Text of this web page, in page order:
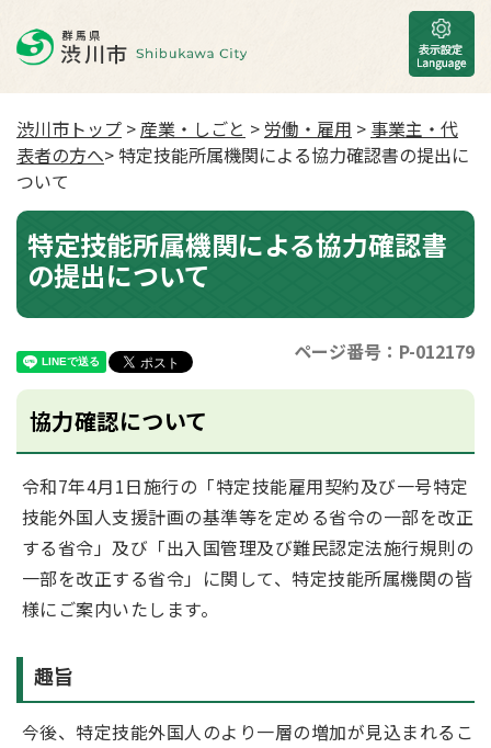
渋川市トップ >産業・しごと > 労働・雇用 > 事業主・代
表者の方へ> 特定技能所属機関による協力確認書の提出に
ついて
特定技能所属機関による協力確認書
の提出について
ページ番号：P-012179
協力確認について
令和7年4月1日施行の「特定技能雇用契約及び一号特定
技能外国人支援計画の基準等を定める省令の一部を改正
する省令」及び「出入国管理及び難民認定法施行規則の
一部を改正する省令」に関して、特定技能所属機関の皆
様にご案内いたします。
趣旨
今後、特定技能外国人のより一層の増加が見込まれるこ